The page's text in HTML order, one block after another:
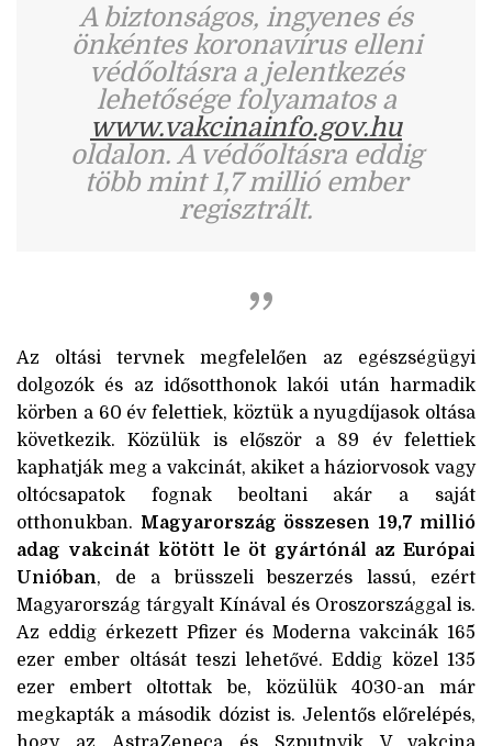
A biztonságos, ingyenes és
önkéntes koronavírus elleni
védőoltásra a jelentkezés
lehetősége folyamatos a
www.vakcinainfo.gov.hu
oldalon. A védőoltásra eddig
több mint 1,7 millió ember
regisztrált.
Az oltási tervnek megfelelően az egészségügyi
dolgozók és az idősotthonok lakói után harmadik
körben a 60 év felettiek, köztük a nyugdíjasok oltása
következik. Közülük is először a 89 év felettiek
kaphatják meg a vakcinát, akiket a háziorvosok vagy
oltócsapatok fognak beoltani akár a saját
otthonukban. Magyarország összesen 19,7 millió
adag vakcinát kötött le öt gyártónál az Európai
Unióban, de a brüsszeli beszerzés lassú, ezért
Magyarország tárgyalt Kínával és Oroszországgal is.
Az eddig érkezett Pfizer és Moderna vakcinák 165
ezer ember oltását teszi lehetővé. Eddig közel 135
ezer embert oltottak be, közülük 4030-an már
megkapták a második dózist is. Jelentős előrelépés,